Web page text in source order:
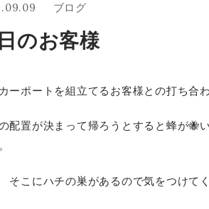
ブログ
のお客様
ーポートを組立てるお客様との打ち合
配置が決まって帰ろうとすると蜂が🐝
そこにハチの巣があるので気をつけてく